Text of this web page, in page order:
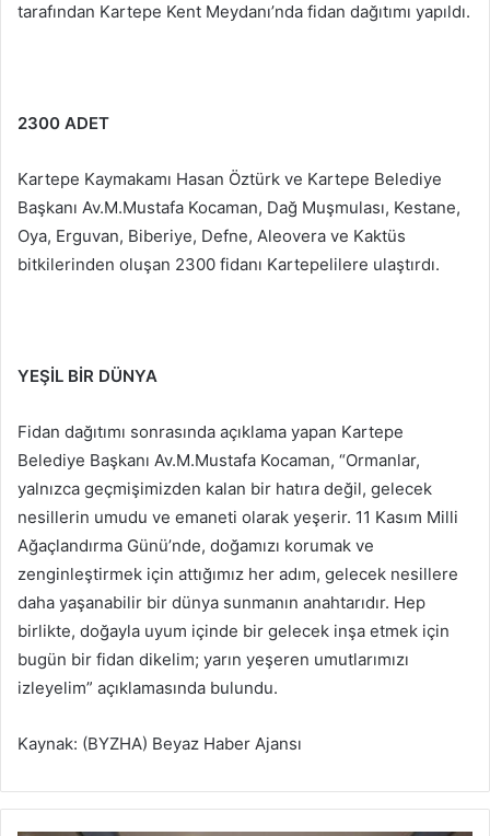
tarafından Kartepe Kent Meydanı’nda fidan dağıtımı yapıldı.
2300 ADET
Kartepe Kaymakamı Hasan Öztürk ve Kartepe Belediye
Başkanı Av.M.Mustafa Kocaman, Dağ Muşmulası, Kestane,
Oya, Erguvan, Biberiye, Defne, Aleovera ve Kaktüs
bitkilerinden oluşan 2300 fidanı Kartepelilere ulaştırdı.
YEŞİL BİR DÜNYA
Fidan dağıtımı sonrasında açıklama yapan Kartepe
Belediye Başkanı Av.M.Mustafa Kocaman, “Ormanlar,
yalnızca geçmişimizden kalan bir hatıra değil, gelecek
nesillerin umudu ve emaneti olarak yeşerir. 11 Kasım Milli
Ağaçlandırma Günü’nde, doğamızı korumak ve
zenginleştirmek için attığımız her adım, gelecek nesillere
daha yaşanabilir bir dünya sunmanın anahtarıdır. Hep
birlikte, doğayla uyum içinde bir gelecek inşa etmek için
bugün bir fidan dikelim; yarın yeşeren umutlarımızı
izleyelim” açıklamasında bulundu.
Kaynak: (BYZHA) Beyaz Haber Ajansı